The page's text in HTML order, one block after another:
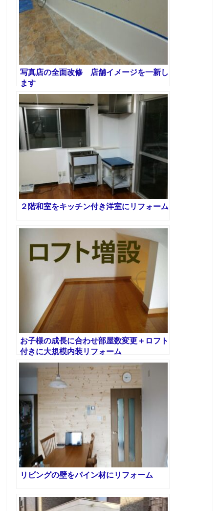
写真店の全面改修 店舗イメージを一新し
ます
２階和室をキッチン付き洋室にリフォーム
お子様の成長に合わせ部屋数変更＋ロフト
付きに大規模内装リフォーム
リビングの壁をパイン材にリフォーム